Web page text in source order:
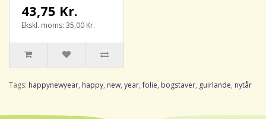
43,75 Kr.
Ekskl. moms: 35,00 Kr.
Tags: happynewyear, happy, new, year,folie, bogstaver, guirlande, nytår